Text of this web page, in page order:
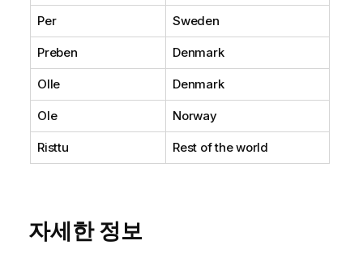
Per Sweden
Preben Denmark
Olle Denmark
Ole Norway
Risttu Rest of the world
자세한 정보